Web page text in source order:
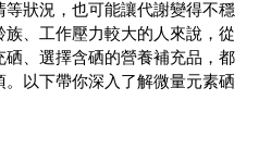
狀況，也可能讓代謝變得不穩
、工作壓力較大的人來說，從
硒、選擇含硒的營養補充品，都
以下帶你深入了解微量元素硒